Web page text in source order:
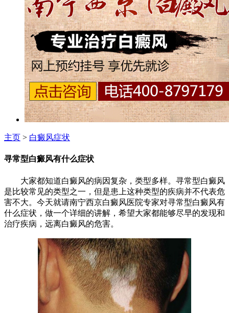
主页 > 白癜风症状
寻常型白癜风有什么症状
大家都知道白癜风的病因复杂，类型多样。寻常型白癜风
是比较常见的类型之一，但是患上这种类型的疾病并不代表危
害不大。今天就请南宁西京白癜风医院专家对寻常型白癜风有
什么症状，做一个详细的讲解，希望大家都能够尽早的发现和
治疗疾病，远离白癜风的危害。